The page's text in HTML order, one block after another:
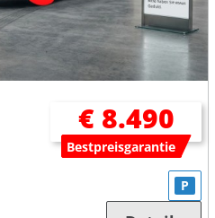
€ 8.490
Bestpreisgarantie
P